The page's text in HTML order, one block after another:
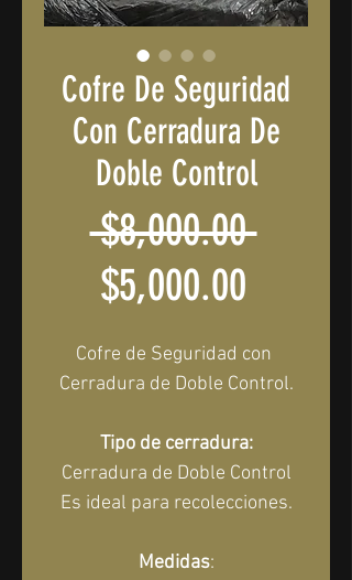
Cofre De Seguridad
Con Cerradura De
Doble Control
$8,000.00 Precio
$5,000.00Precio
de
oferta
Cofre de Seguridad con
Cerradura de Doble Control.
Tipo de cerradura:
Cerradura de Doble Control
Es ideal para recolecciones.
Medidas: